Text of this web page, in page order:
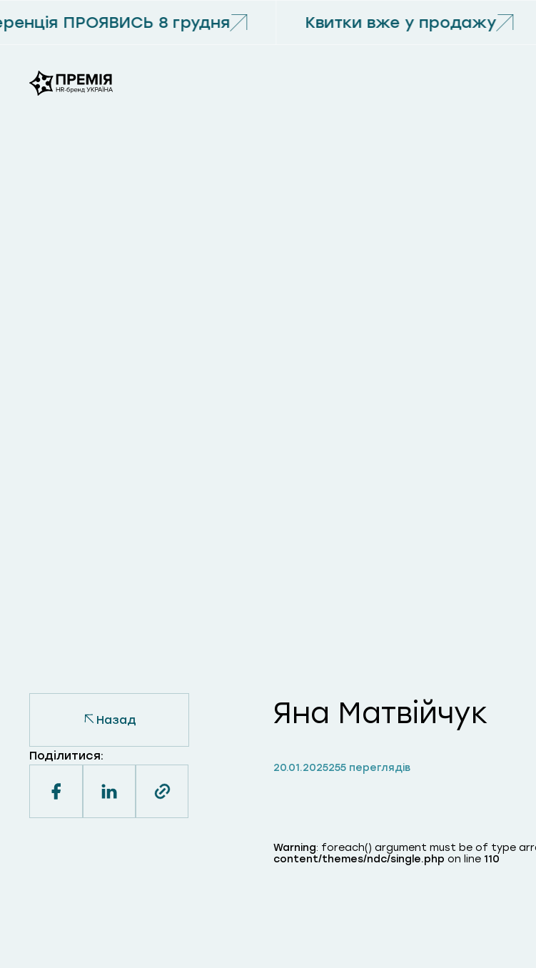
ПРОЯВИСЬ 8 грудня Квитки вже у продажу
Назад
Поділитися:
Яна Матвійчук
20.01.2025255 переглядів
Warning: foreach() argument must be of type
content/themes/ndc/single.php on line 110